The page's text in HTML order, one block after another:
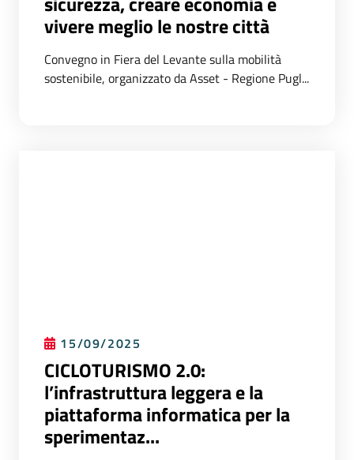
vivere meglio le nostre città
Convegno in Fiera del Levante sulla mobilità
sostenibile, organizzato da Asset - Regione Pugl...
15/09/2025
CICLOTURISMO 2.0:
l’infrastruttura leggera e la
piattaforma informatica per la
sperimentaz...